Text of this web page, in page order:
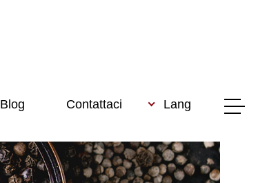
Blog Contattaci Lang